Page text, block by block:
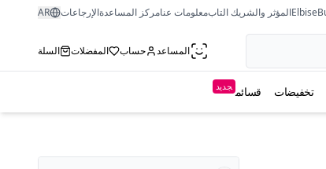
المؤثر والشريك التابمعلومات عنامركز المساعدةالإرجاعات AR
المساعد حساب المفضلات السلة
تخفيضات قسائم جديد